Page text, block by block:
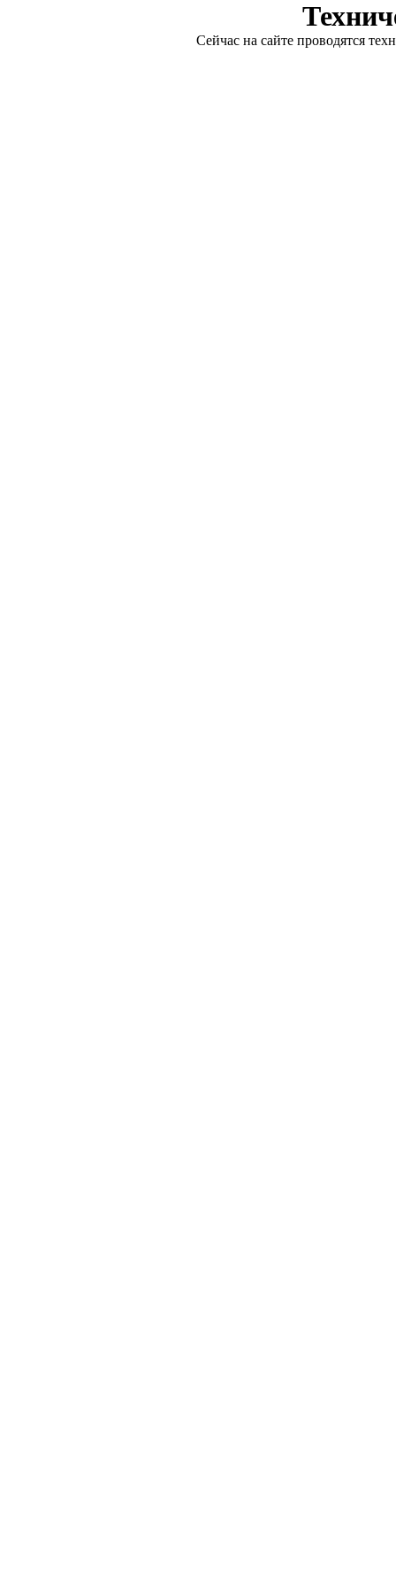
Сейчас на сайте проводятся